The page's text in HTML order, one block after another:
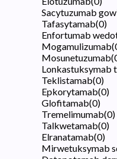
Sacytuzumab
Tafasytamab(0)
Enfortumab
Mogamulizumab(
Mosunetuzumab(
Lonkastuksymab
Teklistamab(0)
Epkorytamab(0)
Glofitamab(0)
Tremelimumab(0)
Talkwetamab(0)
Elranatamab(0)
Mirwetuksymab